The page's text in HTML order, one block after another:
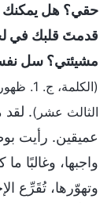
حقي؟ هل يمكنك
قدمتَ قلبك في
مشيئتي؟ سل
الثالث عشر). لقد
عميقين. رأيت
واجبها، وغالبًا
وتهوّرها، تُقَرِّع